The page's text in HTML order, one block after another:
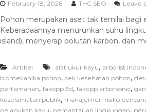
February 18, 2026 THC SEO Leave
Pohon merupakan aset tak ternilai bagi
Keberadaannya menurunkan suhu
island), menyerap polutan karbon, dan
Artikel alat ukur kayu, arborist
biomekanika pohon, cek kesehatan pohon,
pertamanan, fakopp 3d, fakopp arborsonic,
keselamatan publik, manajemen risiko
pelapukan kayu, pemantauan lingkungan,